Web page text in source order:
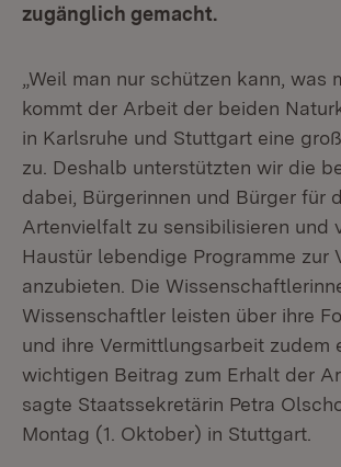
zugänglich gemacht.
„Weil man nur schützen kann, was
kommt der Arbeit der beiden
in Karlsruhe und Stuttgart eine
zu. Deshalb unterstützten wir die
dabei, Bürgerinnen und Bürger für
Artenvielfalt zu sensibilisieren und
Haustür lebendige Programme zur
anzubieten. Die
Wissenschaftler leisten über ihre
und ihre Vermittlungsarbeit zudem
wichtigen Beitrag zum Erhalt der
sagte Staatssekretärin Petra
Montag (1. Oktober) in Stuttgart.